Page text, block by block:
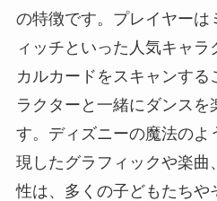
の特徴です。プレイヤーは
ィッチといった人気キャ
カルカードをスキャンする
ラクターと一緒にダンスを
す。ディズニーの魔法のよ
現したグラフィックや楽曲
性は、多くの子どもたちや